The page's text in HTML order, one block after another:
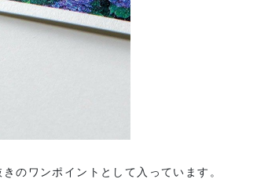
のワンポイントとして入っています。